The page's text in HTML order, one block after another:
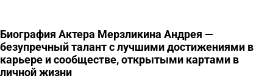
Биография Актера Мерзликина Андрея —
безупречный талант с лучшими достижениями в
карьере и сообществе, открытыми картами в
личной жизни